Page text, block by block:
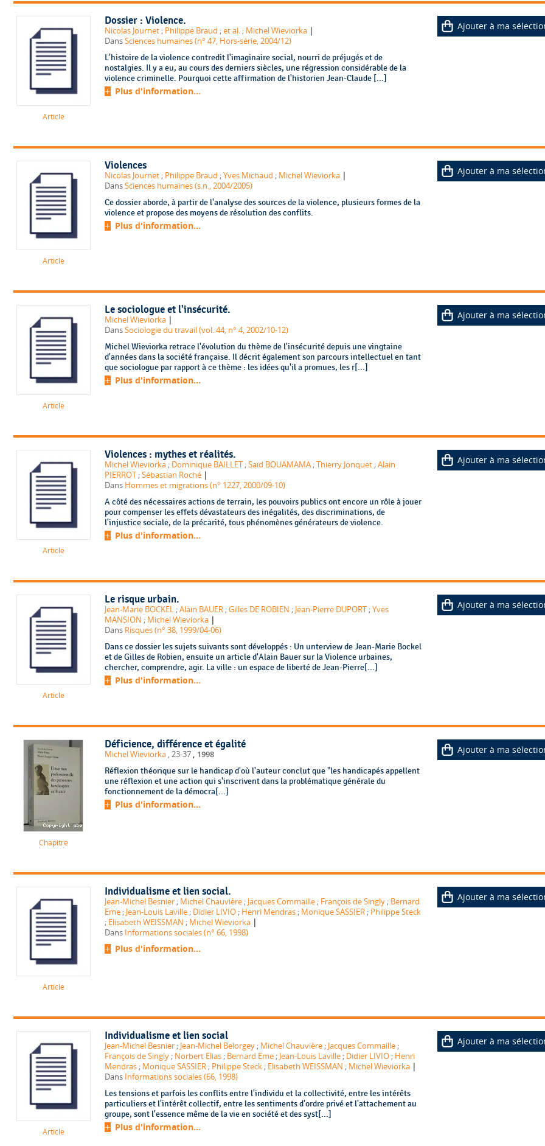
Article
Dossier : Violence.
Nicolas Journet ; Philippe Braud ;et al. ; Michel Wieviorka |
DansSciences humaines (n° 47, Hors-série, 2004/12)
L'histoire de la violence contredit l'imaginaire social, nourri de préjugés et de
nostalgies. Il y a eu, au cours des derniers siècles, une régression considérable de la
violence criminelle. Pourquoi cette affirmation de l'historien Jean-Claude [...]
Plus d'information...
Ajouter à ma
Article
Violences
Nicolas Journet ; Philippe Braud ;Yves Michaud ; Michel Wieviorka |
DansSciences humaines (s.n., 2004/2005)
Ce dossier aborde, à partir de l'analyse des sources de la violence, plusieurs formes de la
violence et propose des moyens de résolution des conflits.
Plus d'information...
Ajouter à ma
Article
Le sociologue et l'insécurité.
Michel Wieviorka |
DansSociologie du travail (vol. 44, n° 4, 2002/10-12)
Michel Wieviorka retrace l'évolution du thème de l'insécurité depuis une vingtaine
d'années dans la société française. Il décrit également son parcours intellectuel en tant
que sociologue par rapport à ce thème : les idées qu'il a promues, les r[...]
Plus d'information...
Ajouter à ma
Article
Violences : mythes et réalités.
Michel Wieviorka ; Dominique BAILLET ;Saïd BOUAMAMA ;Thierry Jonquet ;Alain
PIERROT ;Sébastian Roché |
Dans Hommes et migrations (n° 1227, 2000/09-10)
A côté des nécessaires actions de terrain, les pouvoirs publics ont encore un rôle à jouer
pour compenser les effets dévastateurs des inégalités, des discriminations, de
l'injustice sociale, de la précarité, tous phénomènes générateurs de violence.
Plus d'information...
Ajouter à ma
Article
Le risque urbain.
Jean-Marie BOCKEL ;Alain BAUER ;Gilles DE ROBIEN ; Jean-Pierre DUPORT ;Yves
MANSION ; Michel Wieviorka |
Dans Risques (n° 38, 1999/04-06)
Dans ce dossier les sujets suivants sont développés : Un unterview de Jean-Marie Bockel
et de Gilles de Robien, ensuite un article d'Alain Bauer sur la Violence urbaines,
chercher, comprendre, agir. La ville : un espace de liberté de Jean-Pierre[...]
Plus d'information...
Ajouter à ma
Chapitre
Déficience, différence et égalité
Michel Wieviorka , 23-37
1998
Réflexion théorique sur le handicap d'où l'auteur conclut que "les handicapés appellent
une réflexion et une action qui s'inscrivent dans la problématique générale du
fonctionnement de la démocra[...]
Plus d'information...
Ajouter à ma
Article
Individualisme et lien social.
Jean-Michel Besnier ; Michel Chauvière ; Jacques Commaille ; François de Singly ; Bernard
Eme ; Jean-Louis Laville ; Didier LIVIO ; Henri Mendras ; Monique SASSIER ; Philippe Steck
; Elisabeth WEISSMAN ; Michel Wieviorka |
Dans Informations sociales (n° 66, 1998)
Plus d'information...
Ajouter à ma
Article
Individualisme et lien social
Jean-Michel Besnier;Jean-Michel Belorgey; Michel Chauvière;Jacques Commaille;
François de Singly; Norbert Elias; Bernard Eme;Jean-Louis Laville; Didier LIVIO; Henri
Mendras; Monique SASSIER; Philippe Steck; Elisabeth WEISSMAN ; Michel Wieviorka |
Dans Informations sociales (66, 1998)
Les tensions et parfois les conflits entre l'individu et la collectivité, entre les intérêts
particuliers et l'intérêt collectif, entre les sentiments d'ordre privé et l'attachement au
groupe, sont l'essence même de la vie en société et des syst[...]
Plus d'information...
Ajouter à ma